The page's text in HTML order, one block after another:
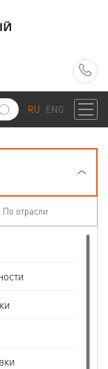
RU ENG
По отрасли